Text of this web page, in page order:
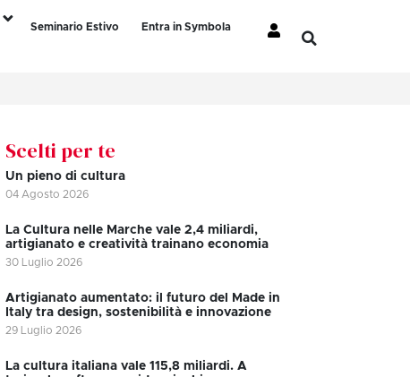
Seminario Estivo
Entra in Symbola
Scelti per te
Un pieno di cultura
04 Agosto 2026
La Cultura nelle Marche vale 2,4 miliardi,
artigianato e creatività trainano economia
30 Luglio 2026
Artigianato aumentato: il futuro del Made in
Italy tra design, sostenibilità e innovazione
29 Luglio 2026
La cultura italiana vale 115,8 miliardi. A